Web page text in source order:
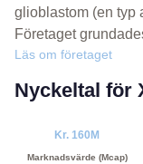
glioblastom (en typ
Företaget
Läs om företaget
Nyckeltal för
Kr. 160M
Marknadsvärde (Mcap)